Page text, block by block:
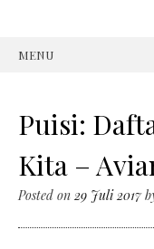
MENU
Puisi:
Kita –
Posted on 29 Juli 2017